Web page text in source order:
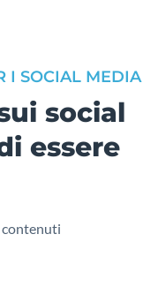
I SOCIAL MEDIA
social
essere
contenuti